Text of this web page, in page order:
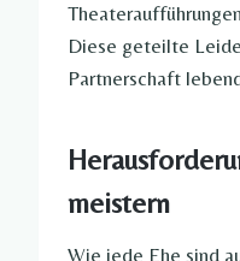
Diese geteilte
Partnerschaft
meistern
Wie jede Ehe sind